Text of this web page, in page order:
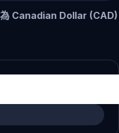
Canadian Dollar (CAD)